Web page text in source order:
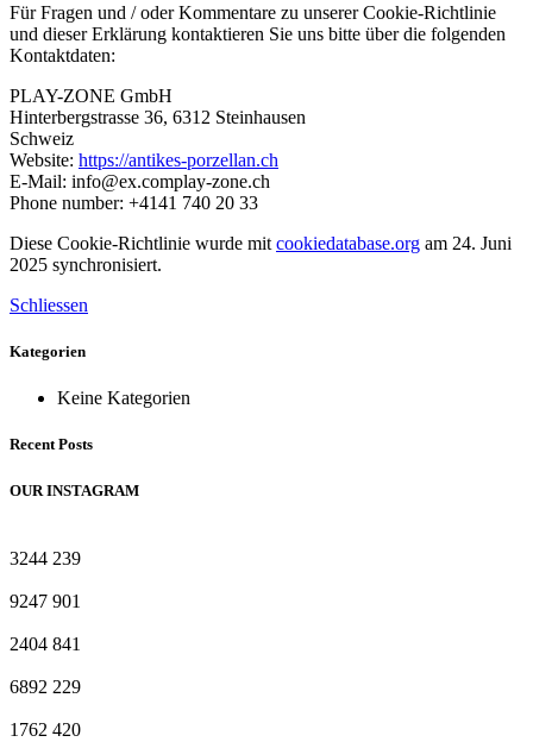
Für Fragen und / oder Kommentare zu unserer Cookie-Richtlinie
und dieser Erklärung kontaktieren Sie uns bitte über die folgenden
Kontaktdaten:
PLAY-ZONE GmbH
Hinterbergstrasse 36, 6312 Steinhausen
Schweiz
Website: https://antikes-porzellan.ch
E-Mail: info@ex.complay-zone.ch
Phone number: +4141 740 20 33
Diese Cookie-Richtlinie wurde mit cookiedatabase.org am 24. Juni
2025 synchronisiert.
Schliessen
Kategorien
Keine Kategorien
Recent Posts
OUR INSTAGRAM
3244 239
9247 901
2404 841
6892 229
1762 420